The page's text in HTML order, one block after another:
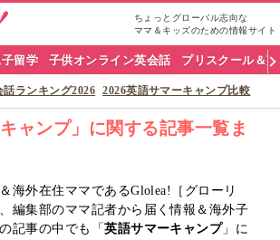
ちょっとグローバル志向な
ママ＆キッズのための情報サイト
留学 子供オンライン英会話 プリスクール＆
ランキング2026 2026英語サマーキャンプ比較
キャンプ」に関する記事一覧ま
海外在住ママであるGlolea!［グローリ
編集部のママ記者から届く情報＆海外子
記事の中でも「英語サマーキャンプ」に